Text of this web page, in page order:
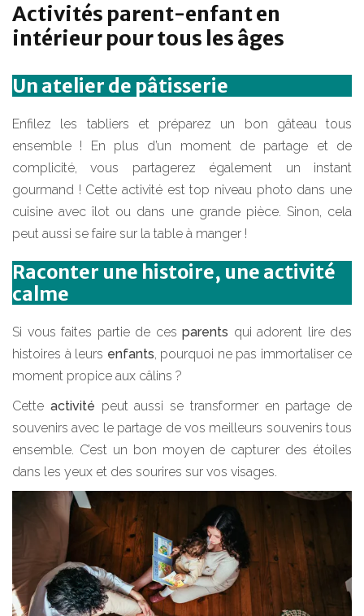
Activités parent-enfant en
intérieur pour tous les âges
Un atelier de pâtisserie
Enfilez les tabliers et préparez un bon gâteau tous
ensemble ! En plus d’un moment de partage et de
complicité, vous partagerez également un instant
gourmand ! Cette activité est top niveau photo dans une
cuisine avec îlot ou dans une grande pièce. Sinon, cela
peut aussi se faire sur la table à manger !
Raconter une histoire, une activité
calme
Si vous faites partie de ces parents qui adorent lire des
histoires à leurs enfants, pourquoi ne pas immortaliser ce
moment propice aux câlins ?
Cette activité peut aussi se transformer en partage de
souvenirs avec le partage de vos meilleurs souvenirs tous
ensemble. C’est un bon moyen de capturer des étoiles
dans les yeux et des sourires sur vos visages.